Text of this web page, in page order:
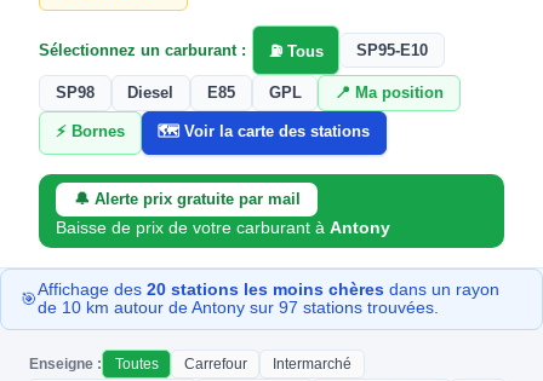
Sélectionnez un carburant : ⛽ Tous SP95-E10
SP98 Diesel E85 GPL 📍 Ma position
⚡ Bornes 🗺️ Voir la carte des stations
🔔 Alerte prix gratuite par mail
Baisse de prix de votre carburant àAntony
🎯Affichage des 20 stations les moins chères dans un rayon
de 10 km autour de Antony sur 97 stations trouvées.
Enseigne : Toutes Carrefour
Intermarché